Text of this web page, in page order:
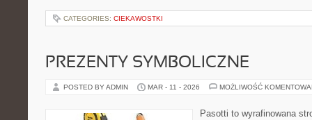
CATEGORIES: CIEKAWOSTKI
PREZENTY SYMBOLICZNE
POSTED BY ADMIN MAR - 11 - 2026 MOŻLIWOŚĆ
Pasotti to wyrafinowana